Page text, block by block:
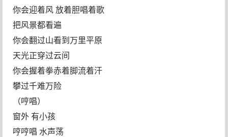
你会迎着风 放着胆唱着歌
把风景都看遍
你会翻过山看到万里平原
天光正穿过云间
你会握着拳赤着脚流着汗
攀过千难万险
（哼唱）
窗外 有小孩
哼哼唱 水声荡